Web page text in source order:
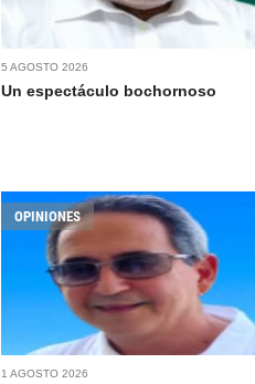
5 AGOSTO 2026
Un espectáculo bochornoso
OPINIONES
1 AGOSTO 2026